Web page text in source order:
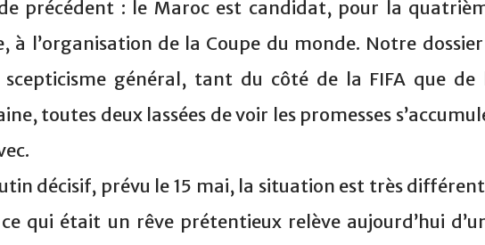
précédent : le Maroc est candidat, pour la
à l’organisation de la Coupe du monde. Notre
général, tant du côté de la FIFA que de
toutes deux lassées de voir les promesses
décisif, prévu le 15 mai, la situation est très
qui était un rêve prétentieux relève aujourd’hui